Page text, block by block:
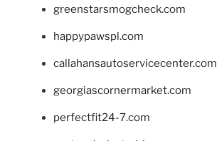
greenstarsmogcheck.com
happypawspl.com
callahansautoservicecenter.com
georgiascornermarket.com
perfectfit24-7.com